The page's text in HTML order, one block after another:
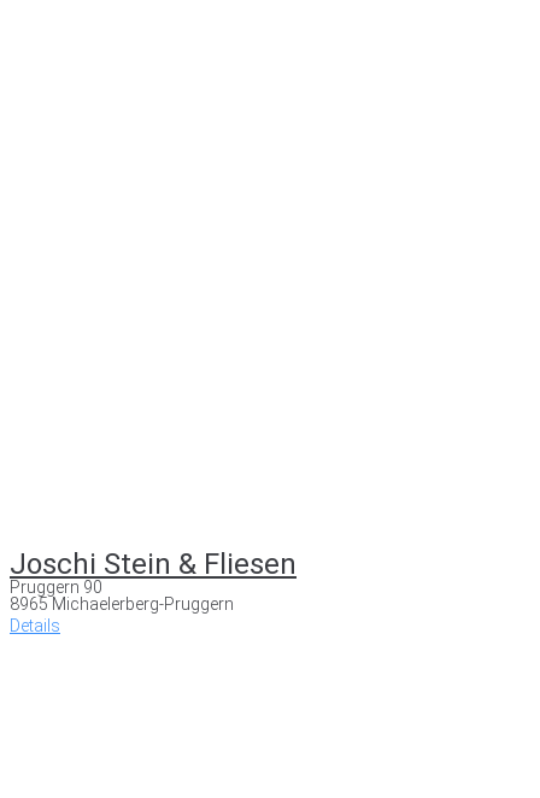
Joschi Stein & Fliesen
Pruggern 90
8965 Michaelerberg-Pruggern
Details